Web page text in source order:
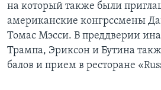
на который также были
американские конгрссмены
Томас Мэсси. В преддверии
Трампа, Эриксон и Бутина
балов и прием в ресторане